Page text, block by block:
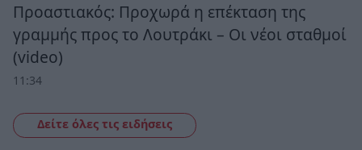
Προαστιακός: Προχωρά η επέκταση της
γραμμής προς το Λουτράκι – Οι νέοι σταθμοί
(video)
11:34
Δείτε όλες τις ειδήσεις